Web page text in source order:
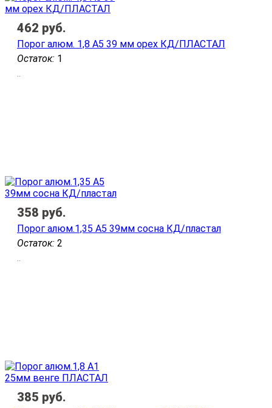
Остаток: 1
Порог алюм. 1,8 А5 39 мм орех КД/ПЛАСТАЛ
..
462 руб.
Остаток: 2
Порог алюм.1,35 А5 39мм сосна КД/пластал
..
358 руб.
385 руб.